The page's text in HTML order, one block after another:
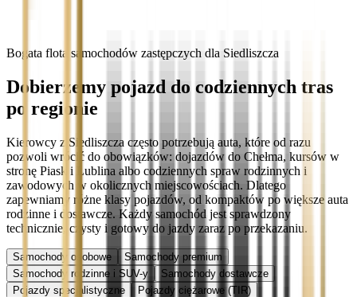
Bogata flota samochodów zastępczych dla Siedliszcza
Dobierzemy pojazd do codziennych tras
po regionie
Kierowcy z Siedliszcza często potrzebują auta, które od razu
pozwoli wrócić do obowiązków: dojazdów do Chełma, kursów w
stronę Piask i Lublina albo codziennych spraw rodzinnych i
zawodowych w okolicznych miejscowościach. Dlatego
zapewniamy różne klasy pojazdów, od kompaktów po większe auta
rodzinne i dostawcze. Każdy samochód jest sprawdzony
technicznie, czysty i gotowy do jazdy zaraz po przekazaniu.
Samochody osobowe
Samochody premium
Samochody rodzinne i SUV-y
Samochody dostawcze
Pojazdy specjalistyczne
Pojazdy ciężarowe (TIR)